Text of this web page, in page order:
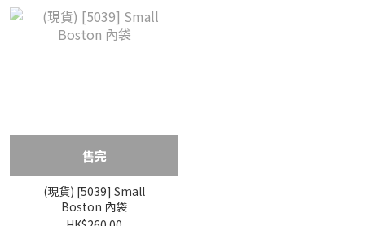
售完
(現貨) [5039] Small
Boston 內袋